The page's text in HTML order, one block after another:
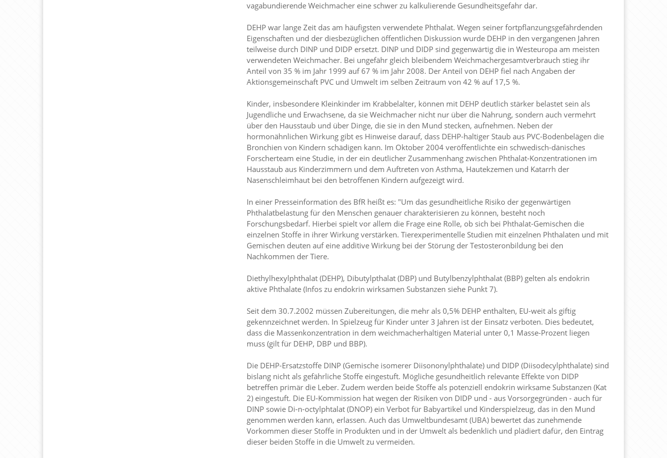
vagabundierende Weichmacher eine schwer zu kalkulierende Gesundheitsgefahr dar.
DEHP war lange Zeit das am häufigsten verwendete Phthalat. Wegen seiner fortpflanzungsgefährdenden
Eigenschaften und der diesbezüglichen öffentlichen Diskussion wurde DEHP in den vergangenen Jahren
teilweise durch DINP und DIDP ersetzt. DINP und DIDP sind gegenwärtig die in Westeuropa am meisten
verwendeten Weichmacher. Bei ungefähr gleich bleibendem Weichmachergesamtverbrauch stieg ihr
Anteil von 35 % im Jahr 1999 auf 67 % im Jahr 2008. Der Anteil von DEHP fiel nach Angaben der
Aktionsgemeinschaft PVC und Umwelt im selben Zeitraum von 42 % auf 17,5 %.
Kinder, insbesondere Kleinkinder im Krabbelalter, können mit DEHP deutlich stärker belastet sein als
Jugendliche und Erwachsene, da sie Weichmacher nicht nur über die Nahrung, sondern auch vermehrt
über den Hausstaub und über Dinge, die sie in den Mund stecken, aufnehmen. Neben der
hormonähnlichen Wirkung gibt es Hinweise darauf, dass DEHP-haltiger Staub aus PVC-Bodenbelägen die
Bronchien von Kindern schädigen kann. Im Oktober 2004 veröffentlichte ein schwedisch-dänisches
Forscherteam eine Studie, in der ein deutlicher Zusammenhang zwischen Phthalat-Konzentrationen im
Hausstaub aus Kinderzimmern und dem Auftreten von Asthma, Hautekzemen und Katarrh der
Nasenschleimhaut bei den betroffenen Kindern aufgezeigt wird.
In einer Presseinformation des BfR heißt es: "Um das gesundheitliche Risiko der gegenwärtigen
Phthalatbelastung für den Menschen genauer charakterisieren zu können, besteht noch
Forschungsbedarf. Hierbei spielt vor allem die Frage eine Rolle, ob sich bei Phthalat-Gemischen die
einzelnen Stoffe in ihrer Wirkung verstärken. Tierexperimentelle Studien mit einzelnen Phthalaten und mit
Gemischen deuten auf eine additive Wirkung bei der Störung der Testosteronbildung bei den
Nachkommen der Tiere.
Diethylhexylphthalat (DEHP), Dibutylpthalat (DBP) und Butylbenzylphthalat (BBP) gelten als endokrin
aktive Phthalate (Infos zu endokrin wirksamen Substanzen siehe Punkt 7).
Seit dem 30.7.2002 müssen Zubereitungen, die mehr als 0,5% DEHP enthalten, EU-weit als giftig
gekennzeichnet werden. In Spielzeug für Kinder unter 3 Jahren ist der Einsatz verboten. Dies bedeutet,
dass die Massenkonzentration in dem weichmacherhaltigen Material unter 0,1 Masse-Prozent liegen
muss (gilt für DEHP, DBP und BBP).
Die DEHP-Ersatzstoffe DINP (Gemische isomerer Diisononylphthalate) und DIDP (Diisodecylphthalate) sind
bislang nicht als gefährliche Stoffe eingestuft. Mögliche gesundheitlich relevante Effekte von DIDP
betreffen primär die Leber. Zudem werden beide Stoffe als potenziell endokrin wirksame Substanzen (Kat
2) eingestuft. Die EU-Kommission hat wegen der Risiken von DIDP und - aus Vorsorgegründen - auch für
DINP sowie Di-n-octylphtalat (DNOP) ein Verbot für Babyartikel und Kinderspielzeug, das in den Mund
genommen werden kann, erlassen. Auch das Umweltbundesamt (UBA) bewertet das zunehmende
Vorkommen dieser Stoffe in Produkten und in der Umwelt als bedenklich und plädiert dafür, den Eintrag
dieser beiden Stoffe in die Umwelt zu vermeiden.